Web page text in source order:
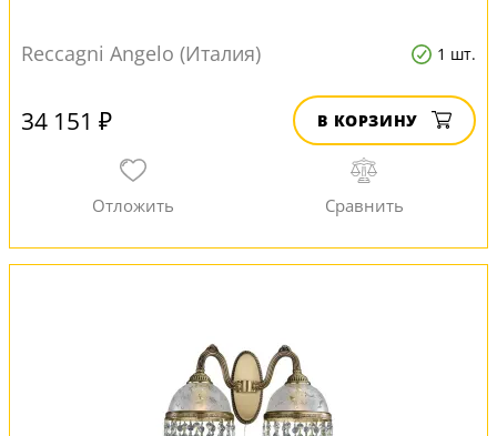
Reccagni Angelo (Италия) 1 шт.
34 151 ₽ В КОРЗИНУ